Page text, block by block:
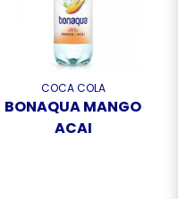
COCA COLA
BONAQUA MANGO
ACAI